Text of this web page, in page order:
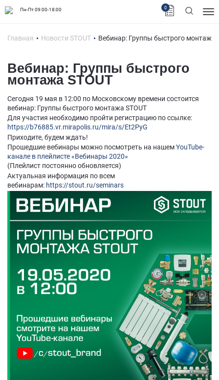
Пн-Пт 09:00-18:00 0
Главная Новости STOUT Вебинар: Группы быстрого монтажа
Вебинар: Группы быстрого
монтажа STOUT
Сегодня 19 мая в 12:00 по Московскому времени состоится
вебинар: Группы быстрого монтажа STOUT
Для участия необходимо пройти регистрацию по ссылке:
https://b76885.vr.mirapolis.ru/mira/s/Et2PyG
Приходите, будем ждать!
Прошедшие вебинары можно посмотреть на нашемYouTube-
канале в плейлисте «Вебинары 2020»
(Плейлист постоянно обновляется)
Актуальная информация по всем
вебинарам: https://stout.ru/seminars